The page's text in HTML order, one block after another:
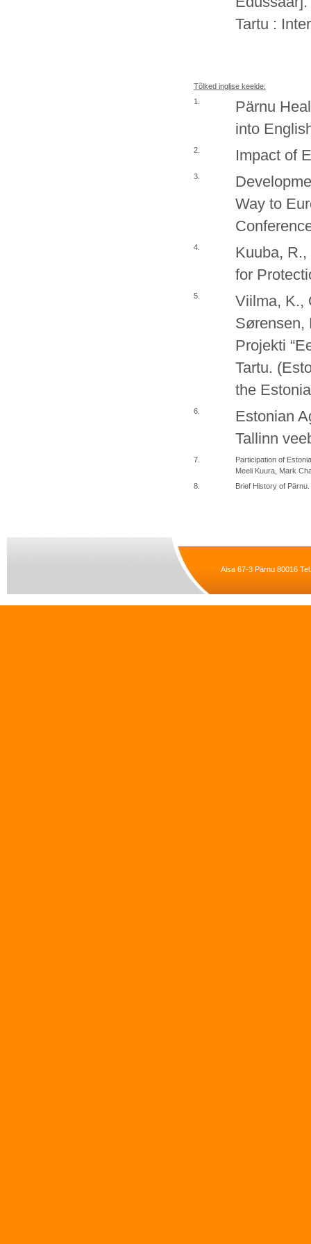
Tartu :
Tõlked inglise keelde:
1.
Pärnu
into
2. Impact of
3.
Way to
4.
Kuuba,
for
5.
Viilma, K.,
Sørensen,
Projekti
Tartu.
the
6.
Estonian
Tallinn
7.
Participation of
Meeli Kuura, Mark
8.
Brief History of
Aisa 67-3 Pärnu 80016